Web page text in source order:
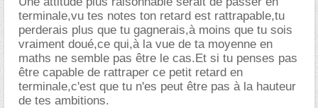
terminale,vu tes notes ton retard est rattrapable,tu
perderais plus que tu gagnerais,à moins que tu sois
vraiment doué,ce qui,à la vue de ta moyenne en
maths ne semble pas être le cas.Et si tu penses pas
être capable de rattraper ce petit retard en
terminale,c'est que tu n'es peut être pas à la hauteur
de tes ambitions.